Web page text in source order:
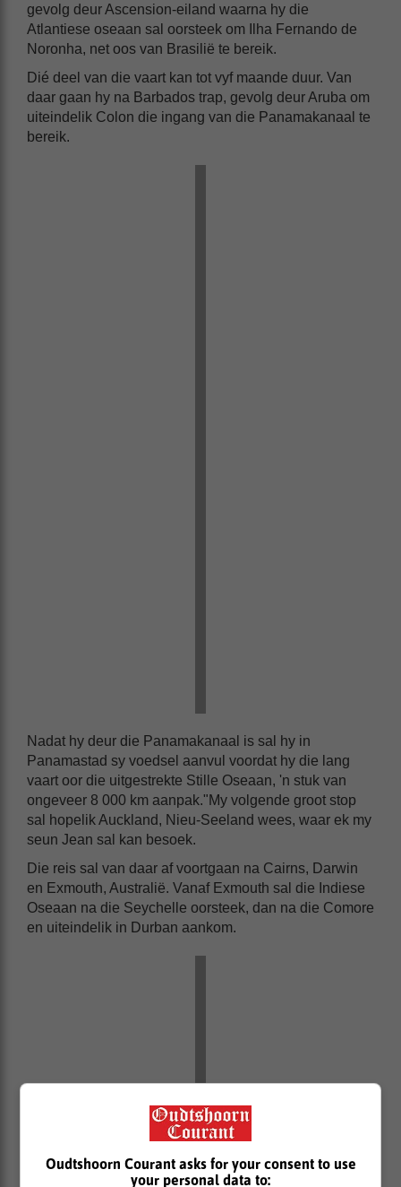
gevolg deur Ascension-eiland waarna hy die
Atlantiese oseaan sal oorsteek om Ilha Fernando de
Noronha, net oos van Brasilië te bereik.
Dié deel van die vaart kan tot vyf maande duur. Van
daar gaan hy na Barbados trap, gevolg deur Aruba om
uiteindelik Colon die ingang van die Panamakanaal te
bereik.
Nadat hy deur die Panamakanaal is sal hy in
Panamastad sy voedsel aanvul voordat hy die lang
vaart oor die uitgestrekte Stille Oseaan, 'n stuk van
ongeveer 8 000 km aanpak."My volgende groot stop
sal hopelik Auckland, Nieu-Seeland wees, waar ek my
seun Jean sal kan besoek.
Die reis sal van daar af voortgaan na Cairns, Darwin
en Exmouth, Australië. Vanaf Exmouth sal die Indiese
Oseaan na die Seychelle oorsteek, dan na die Comore
en uiteindelik in Durban aankom.
Oudtshoorn Courant asks for your consent to use
your personal data to: